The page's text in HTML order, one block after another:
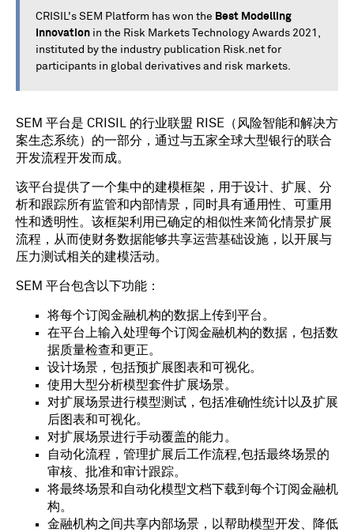
CRISIL's SEM Platform has won the Best Modelling
Innovation in the Risk Markets Technology Awards 2021,
instituted by the industry publication Risk.net for
participants in global derivatives and risk markets.
SEM 平台是 CRISIL 的行业联盟 RISE（风险智能和解决方
案生态系统）的一部分，通过与五家全球大型银行的联合
开发流程开发而成。
该平台提供了一个集中的建模框架，用于设计、扩展、分
析和跟踪所有监管和内部情景，同时具有通用性、可重用
性和透明性。该框架利用已确定的相似性来简化情景扩展
流程，从而使财务数据能够共享运营基础设施，以开展与
压力测试相关的建模活动。
SEM 平台包含以下功能：
将每个订阅金融机构的数据上传到平台。
在平台上输入处理每个订阅金融机构的数据，包括数
据质量检查和更正。
设计场景，包括预扩展图表和可视化。
使用大型分析模型套件扩展场景。
对扩展场景进行模型测试，包括准确性统计以及扩展
后图表和可视化。
对扩展场景进行手动覆盖的能力。
自动化流程，管理扩展后工作流程,包括最终场景的
审核、批准和审计跟踪。
将最终场景和自动化模型文档下载到每个订阅金融机
构。
金融机构之间共享内部场景，以帮助模型开发、降低